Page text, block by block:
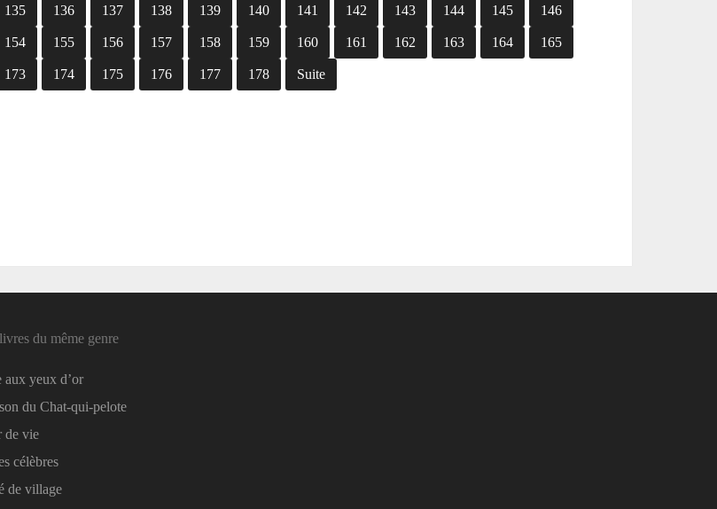
135 136 137 138 139 140 141 142 143 144 145 146
154 155 156 157 158 159 160 161 162 163 164 165
173 174 175 176 177 178 Suite
du même genre
yeux d’or
du Chat-qui-pelote
de vie
célèbres
de village